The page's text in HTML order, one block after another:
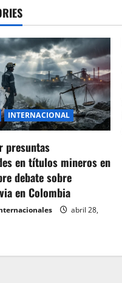
INTERNACIONAL
presuntas
en títulos mineros en
debate sobre
en Colombia
abril 28,